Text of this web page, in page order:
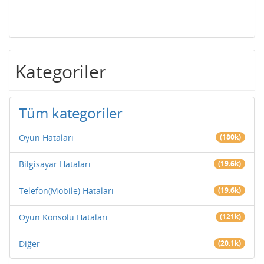
Kategoriler
Tüm kategoriler
Oyun Hataları (180k)
Bilgisayar Hataları (19.6k)
Telefon(Mobile) Hataları (19.6k)
Oyun Konsolu Hataları (121k)
Diğer (20.1k)